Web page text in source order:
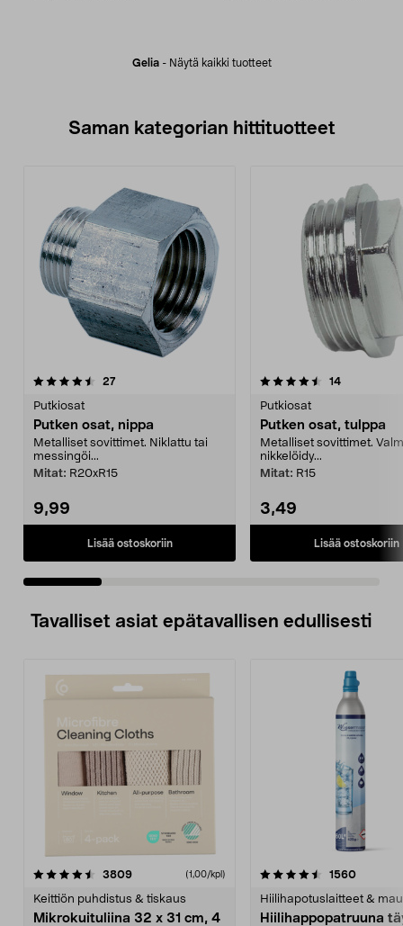
Gelia- Näytä kaikki tuotteet
Saman kategorian hittituotteet
27arvostelut
Putkiosat
Putken osat, nippa
Metalliset sovittimet. Niklattu tai
messingöi...
Mitat: R20xR15
9,99
Lisää ostoskoriin
4.5 viidestä
14arvostelut
Putkiosat
Putken osat, tulppa
Metalliset sovittimet.
nikkelöidy...
Mitat: R15
3,49
Lisää ostoskoriin
4.0 viidestä
Tavalliset asiat epätavallisen edullisesti
3809arvostelut (1,00/kpl)
Keittiön puhdistus & tiskaus
Mikrokuituliina 32 x 31 cm, 4
4.5viidestä
1560
Hiilihapotuslaitteet &
Hiilihappopatruuna
4.5viidestä